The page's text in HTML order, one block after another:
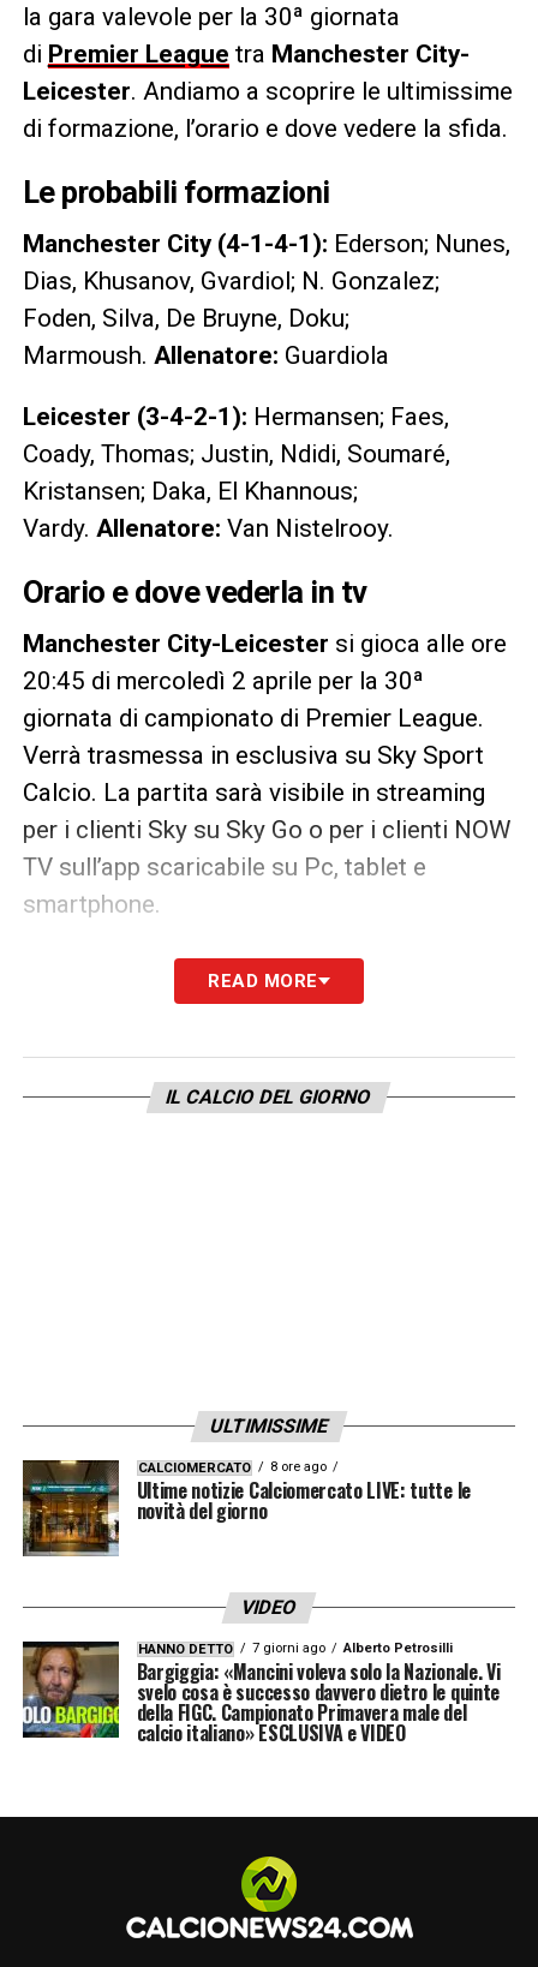
la gara valevole per la 30ª giornata
di Premier League tra Manchester City-
Leicester. Andiamo a scoprire le ultimissime
di formazione, l’orario e dove vedere la sfida.
Le probabili formazioni
Manchester City (4-1-4-1): Ederson; Nunes,
Dias, Khusanov, Gvardiol; N. Gonzalez;
Foden, Silva, De Bruyne, Doku;
Marmoush. Allenatore: Guardiola
Leicester (3-4-2-1): Hermansen; Faes,
Coady, Thomas; Justin, Ndidi, Soumaré,
Kristansen; Daka, El Khannous;
Vardy. Allenatore: Van Nistelrooy.
Orario e dove vederla in tv
Manchester City-Leicester si gioca alle ore
20:45 di mercoledì 2 aprile per la 30ª
giornata di campionato di Premier League.
Verrà trasmessa in esclusiva su Sky Sport
Calcio. La partita sarà visibile in streaming
per i clienti Sky su Sky Go o per i clienti NOW
TV sull’app scaricabile su Pc, tablet e
smartphone.
LA PLAYLIST DELLE NOSTRE TOP NEWS
READ MORE
IL CALCIO DEL GIORNO
ULTIMISSIME
CALCIOMERCATO 8 ore ago
Ultime notizie Calciomercato LIVE: tutte le
novità del giorno
VIDEO
HANNO DETTO 7 giorni ago Alberto Petrosilli
Bargiggia: «Mancini voleva solo la Nazionale. Vi
svelo cosa è successo davvero dietro le quinte
della FIGC. Campionato Primavera male del
calcio italiano» ESCLUSIVA e VIDEO